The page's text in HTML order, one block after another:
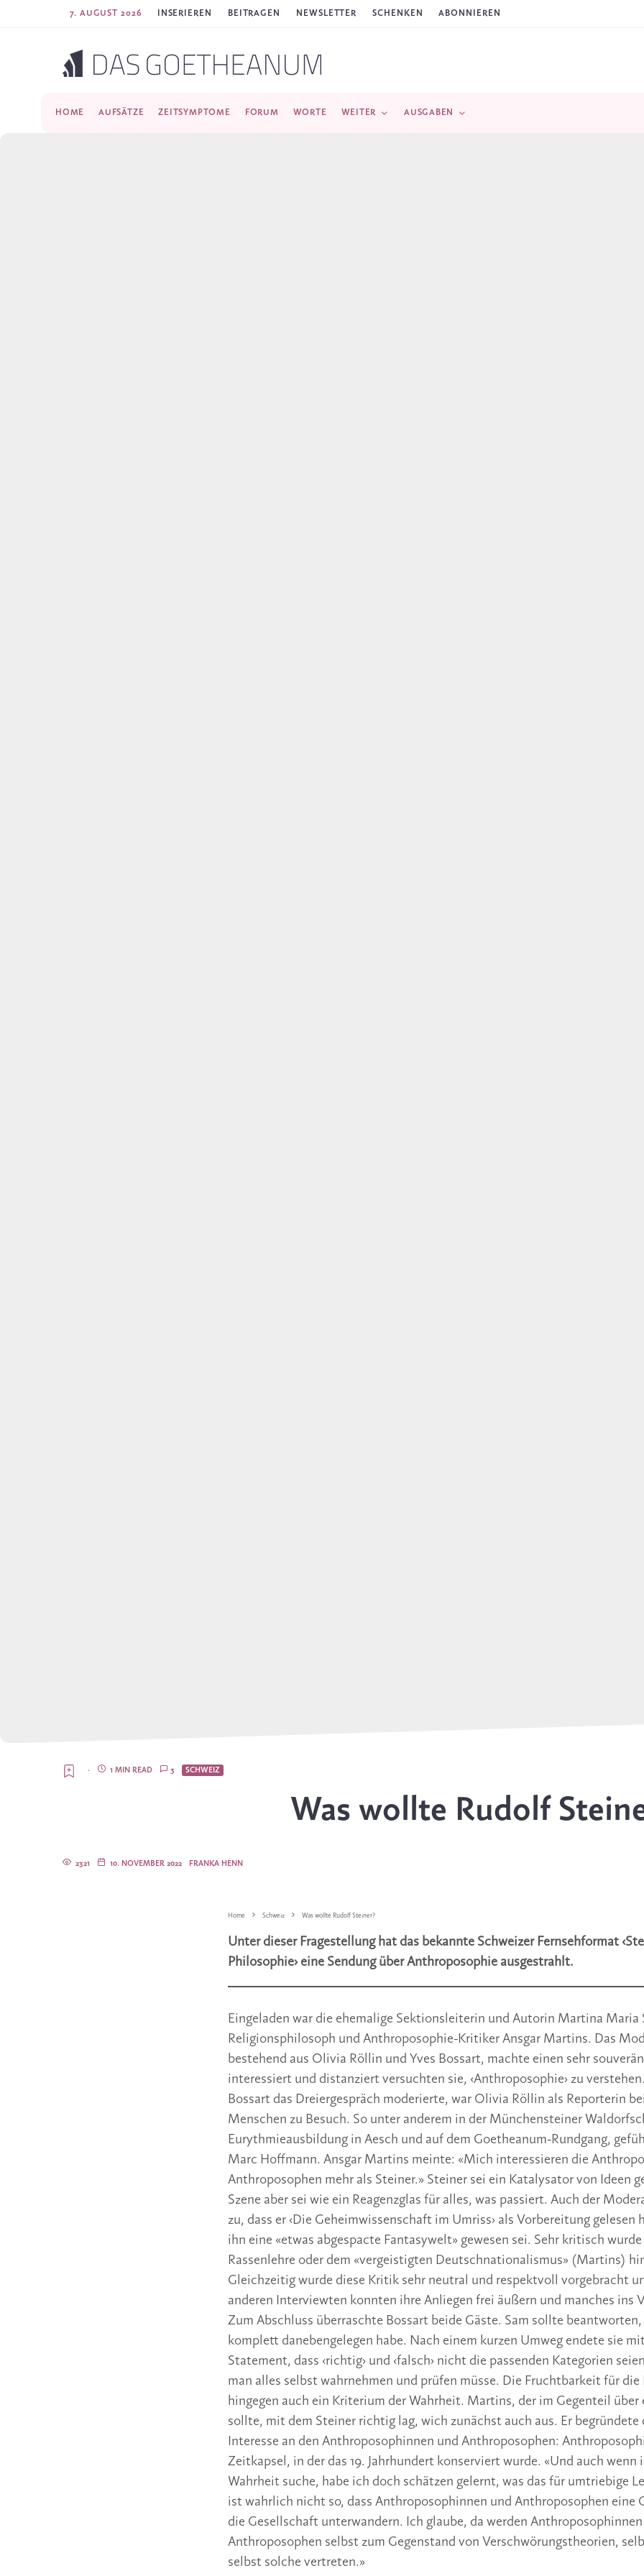
7. AUGUST 2026 INSERIEREN BEITRAGEN NEWSLETTER SCHENKEN ABONNIEREN
HOME AUFSÄTZE ZEITSYMPTOME FORUM WORTE WEITER AUSGABEN
SCHWEIZ
3
1 MIN READ
·
Was wollte Rudolf
FRANKA HENN
10. NOVEMBER 2022
2321
Home Schweiz Was wollte Rudolf Steiner?
Unter dieser Fragestellung hat das bekannte Schweizer Fernsehformat
Philosophie› eine Sendung über Anthroposophie ausgestrahlt.
Eingeladen war die ehemalige Sektionsleiterin und Autorin Martina Maria
Religionsphilosoph und Anthroposophie-Kritiker Ansgar Martins. Das
bestehend aus Olivia Röllin und Yves Bossart, machte einen sehr
interessiert und distanziert versuchten sie, ‹Anthroposophie› zu
Bossart das Dreiergespräch moderierte, war Olivia Röllin als Reporterin
Menschen zu Besuch. So unter anderem in der Münchensteiner
Eurythmieausbildung in Aesch und auf dem Goetheanum-Rundgang,
Marc Hoffmann. Ansgar Martins meinte: «Mich interessieren die
Anthroposophen mehr als Steiner.» Steiner sei ein Katalysator von Ideen
Szene aber sei wie ein Reagenzglas für alles, was passiert. Auch der
zu, dass er ‹Die Geheimwissenschaft im Umriss› als Vorbereitung gelesen
ihn eine «etwas abgespacte Fantasywelt» gewesen sei. Sehr kritisch
Rassenlehre oder dem «vergeistigten Deutschnationalismus» (Martins)
Gleichzeitig wurde diese Kritik sehr neutral und respektvoll vorgebracht
anderen Interviewten konnten ihre Anliegen frei äußern und manches ins
Zum Abschluss überraschte Bossart beide Gäste. Sam sollte
komplett danebengelegen habe. Nach einem kurzen Umweg endete sie
Statement, dass ‹richtig› und ‹falsch› nicht die passenden Kategorien
man alles selbst wahrnehmen und prüfen müsse. Die Fruchtbarkeit für die
hingegen auch ein Kriterium der Wahrheit. Martins, der im Gegenteil über
sollte, mit dem Steiner richtig lag, wich zunächst auch aus. Er begründete
Interesse an den Anthroposophinnen und Anthroposophen:
Zeitkapsel, in der das 19. Jahrhundert konserviert wurde. «Und auch wenn
Wahrheit suche, habe ich doch schätzen gelernt, was das für umtriebige
ist wahrlich nicht so, dass Anthroposophinnen und Anthroposophen eine
die Gesellschaft unterwandern. Ich glaube, da werden
Anthroposophen selbst zum Gegenstand von Verschwörungstheorien,
selbst solche vertreten.»